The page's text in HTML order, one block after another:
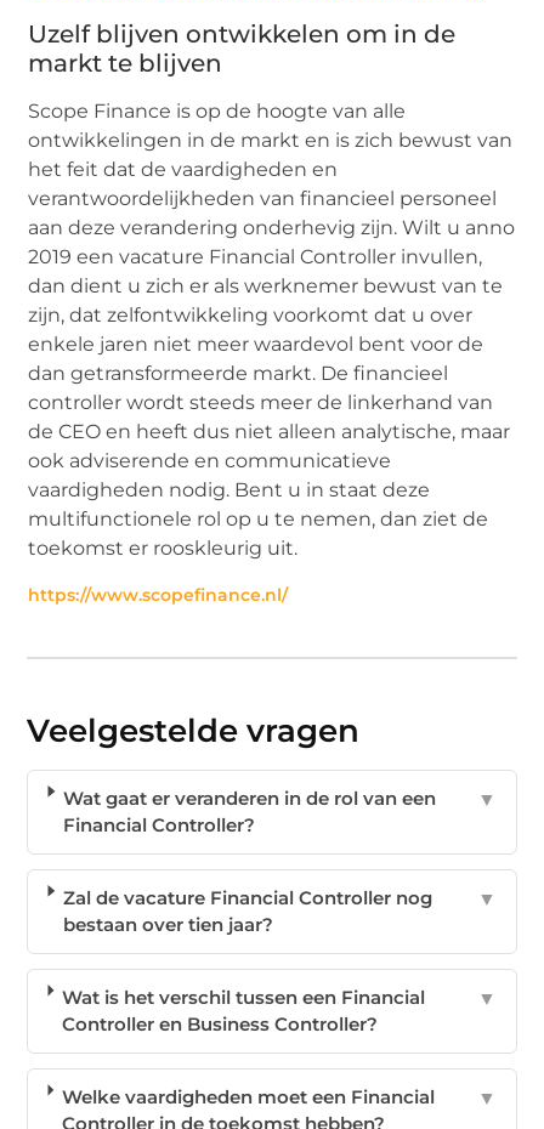
Uzelf blijven ontwikkelen om in de
markt te blijven
Scope Finance is op de hoogte van alle
ontwikkelingen in de markt en is zich bewust van
het feit dat de vaardigheden en
verantwoordelijkheden van financieel personeel
aan deze verandering onderhevig zijn. Wilt u anno
2019 een vacature Financial Controller invullen,
dan dient u zich er als werknemer bewust van te
zijn, dat zelfontwikkeling voorkomt dat u over
enkele jaren niet meer waardevol bent voor de
dan getransformeerde markt. De financieel
controller wordt steeds meer de linkerhand van
de CEO en heeft dus niet alleen analytische, maar
ook adviserende en communicatieve
vaardigheden nodig. Bent u in staat deze
multifunctionele rol op u te nemen, dan ziet de
toekomst er rooskleurig uit.
https://www.scopefinance.nl/
Veelgestelde vragen
Wat gaat er veranderen in de rol van een
Financial Controller?
▼
Zal de vacature Financial Controller nog
bestaan over tien jaar?
▼
Wat is het verschil tussen een Financial
Controller en Business Controller?
▼
Welke vaardigheden moet een Financial
Controller in de toekomst hebben?
▼